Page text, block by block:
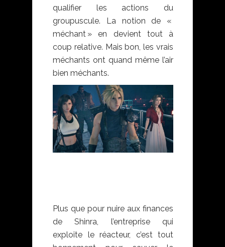
qualifier les actions du
groupuscule. La notion de «
méchant » en devient tout à
coup relative. Mais bon, les vrais
méchants ont quand même l’air
bien méchants.
Plus que pour nuire aux finances
de Shinra, l’entreprise qui
exploite le réacteur, c’est tout